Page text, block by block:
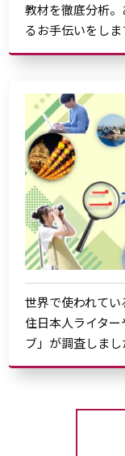
教材を徹底分析
るお手伝いをしま
世界で使われて
住日本人ライタ
ブ」が調査しまし